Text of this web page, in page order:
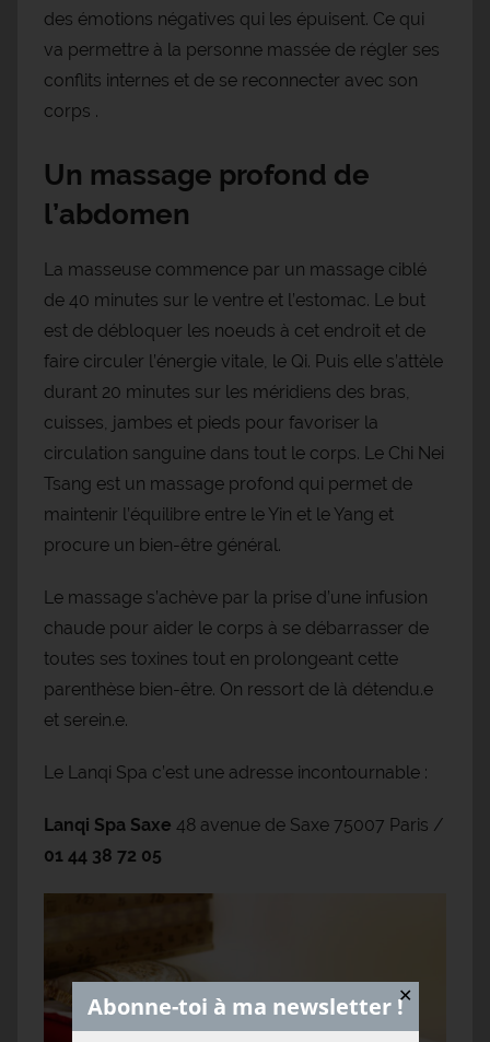
des émotions négatives qui les épuisent. Ce qui
va permettre à la personne massée de régler ses
conflits internes et de se reconnecter avec son
corps .
Un massage profond de
l’abdomen
La masseuse commence par un massage ciblé
de 40 minutes sur le ventre et l’estomac. Le but
est de débloquer les noeuds à cet endroit et de
faire circuler l’énergie vitale, le Qi. Puis elle s’attèle
durant 20 minutes sur les méridiens des bras,
cuisses, jambes et pieds pour favoriser la
circulation sanguine dans tout le corps. Le Chi Nei
Tsang est un massage profond qui permet de
maintenir l’équilibre entre le Yin et le Yang et
procure un bien-être général.
Le massage s’achève par la prise d’une infusion
chaude pour aider le corps à se débarrasser de
toutes ses toxines tout en prolongeant cette
parenthèse bien-être. On ressort de là détendu.e
et serein.e.
Le Lanqi Spa c’est une adresse incontournable :
Lanqi Spa Saxe 48 avenue de Saxe 75007 Paris /
01 44 38 72 05
✕
Abonne-toi à ma newsletter !